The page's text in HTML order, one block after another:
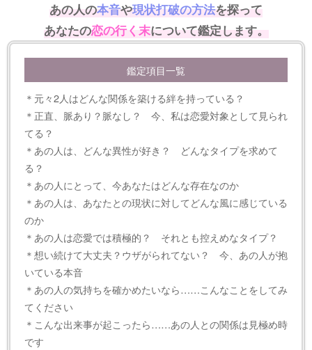
あの人の本音や現状打破の方法を探って
あなたの恋の行く末について鑑定します。
鑑定項目一覧
＊元々2人はどんな関係を築ける絆を持っている？
＊正直、脈あり？脈なし？ 今、私は恋愛対象として見られ
てる？
＊あの人は、どんな異性が好き？ どんなタイプを求めて
る？
＊あの人にとって、今あなたはどんな存在なのか
＊あの人は、あなたとの現状に対してどんな風に感じている
のか
＊あの人は恋愛では積極的？ それとも控えめなタイプ？
＊想い続けて大丈夫？ウザがられてない？ 今、あの人が抱
いている本音
＊あの人の気持ちを確かめたいなら……こんなことをしてみ
てください
＊こんな出来事が起こったら……あの人との関係は見極め時
です